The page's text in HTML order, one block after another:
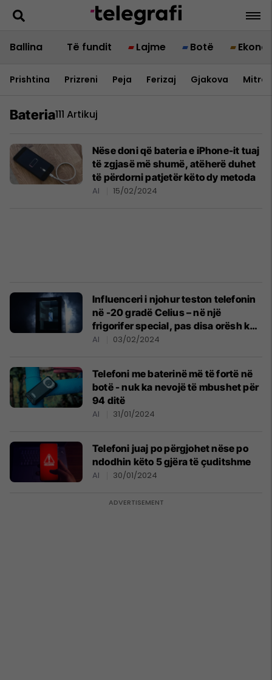
Ballina Të fundit Lajme Botë
Prishtina Prizreni Peja Ferizaj Gjakova
Bateria111 Artikuj
Nëse doni që bateria e iPhone-it tuaj
të zgjasë më shumë, atëherë duhet
të përdorni patjetër këto dy metoda
AI 15/02/2024
Influenceri i njohur teston telefonin
në -20 gradë Celius – në një
frigorifer special, pas disa orësh ky
ishte rezultati
AI 03/02/2024
Telefoni me baterinë më të fortë në
botë - nuk ka nevojë të mbushet për
94 ditë
AI 31/01/2024
Telefoni juaj po përgjohet nëse po
ndodhin këto 5 gjëra të çuditshme
AI 30/01/2024